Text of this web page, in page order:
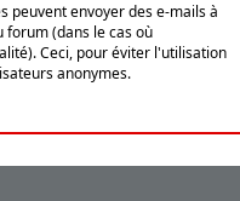
peuvent envoyer des e-mails à
(dans le cas où
Ceci, pour éviter l'utilisation
anonymes.